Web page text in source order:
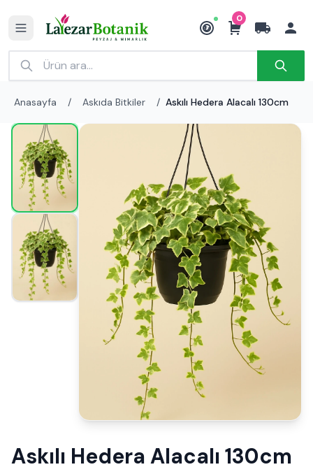
₺
0
Anasayfa / Askıda Bitkiler / Askılı Hedera Alacalı 130cm
Askılı Hedera Alacalı 130cm